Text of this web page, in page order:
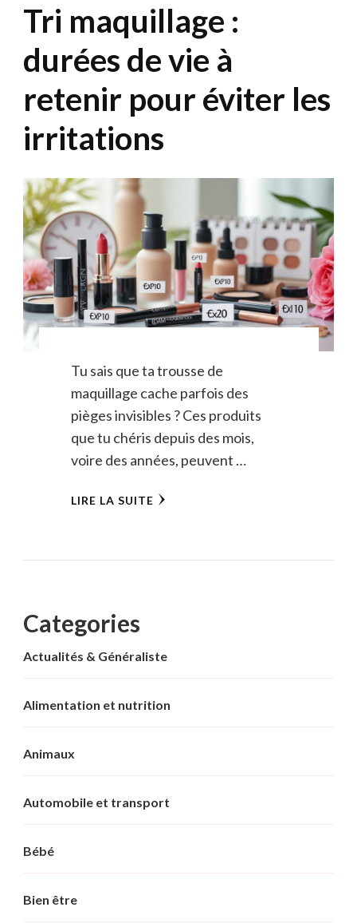
Tri maquillage :
durées de vie à
retenir pour éviter les
irritations
Tu sais que ta trousse de
maquillage cache parfois des
pièges invisibles ? Ces produits
que tu chéris depuis des mois,
voire des années, peuvent …
LIRE LA SUITE
Categories
Actualités & Généraliste
Alimentation et nutrition
Animaux
Automobile et transport
Bébé
Bien être